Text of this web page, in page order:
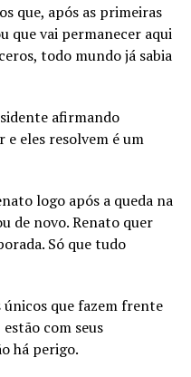
que, após as primeiras
que vai permanecer aqui
todo mundo já sabia
afirmando
eles resolvem é um
logo após a queda na
de novo. Renato quer
Só que tudo
únicos que fazem frente
com seus
há perigo.